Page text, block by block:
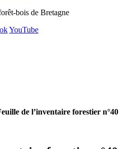
bois de Bretagne
YouTube
de l’inventaire forestier n°40